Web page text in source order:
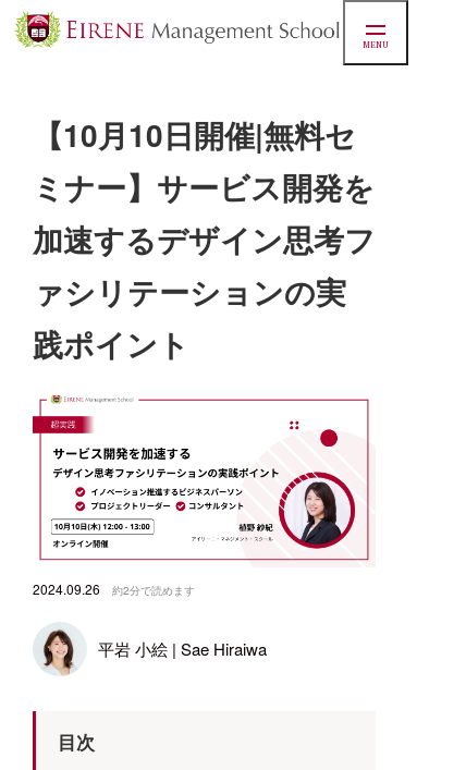
MENU
【10月10日開催|無料セ
ミナー】サービス開発を
加速するデザイン思考フ
ァシリテーションの実
践ポイント
2024.09.26 約2分で読めます
平岩 小絵 | Sae Hiraiwa
目次